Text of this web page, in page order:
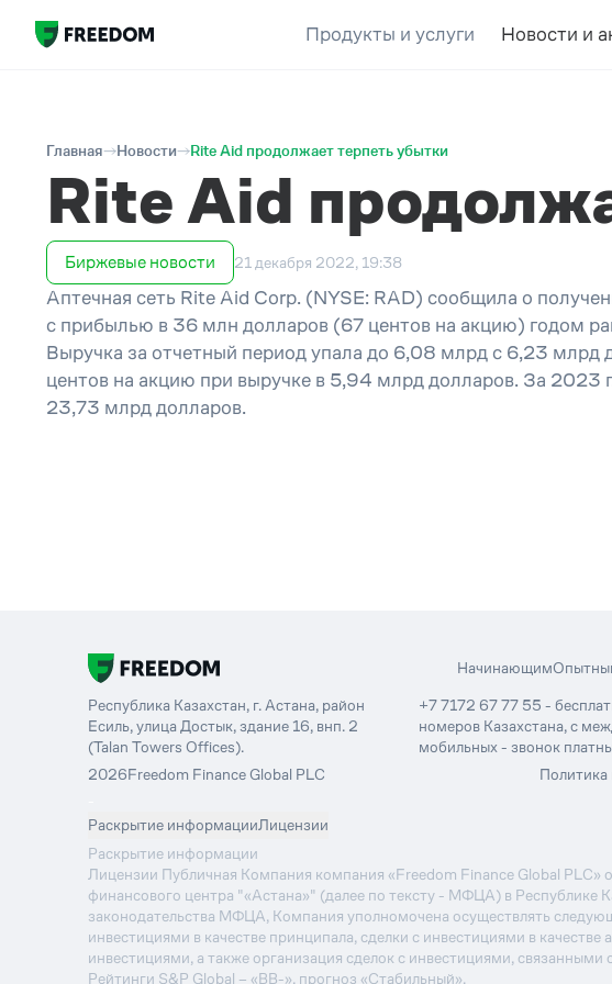
Продукты и услуги Новости и
Главная Новости Rite Aid продолжает терпеть убытки
Rite Aid
Биржевые новости 21 декабря 2022, 19:38
Аптечная сеть Rite Aid Corp. (NYSE: RAD) сообщила о
с прибылью в 36 млн долларов (67 центов на акцию) годом
Выручка за отчетный период упала до 6,08 млрд с 6,23 млрд
центов на акцию при выручке в 5,94 млрд долларов. За 2023
23,73 млрд долларов.
Начинающим
Республика Казахстан, г. Астана, район
Есиль, улица Достык, здание 16, внп. 2
(Talan Towers Offices).
+7 7172 67 77 55 -
номеров Казахстана, с
мобильных - звонок
2026Freedom Finance Global PLC
Политика
Раскрытие информацииЛицензии
Раскрытие информации
Лицензии Публичная Компания компания «Freedom Finance Global PLC»
финансового центра "«Астана»" (далее по тексту - МФЦА) в Республике
законодательства МФЦА, Компания уполномочена осуществлять
инвестициями в качестве принципала, сделки с инвестициями в
инвестициями, а также организация сделок с инвестициями,
Рейтинги S&P Global – «BB-», прогноз «Стабильный».